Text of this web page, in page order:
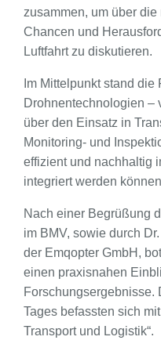
zusammen, um über
Chancen und
Luftfahrt zu diskutieren.
Im Mittelpunkt stand die
Drohnentechnologien –
über den Einsatz in
Monitoring- und
effizient und nachhaltig
integriert werden
Nach einer Begrüßung
im BMV, sowie durch
der Emqopter GmbH,
einen praxisnahen
Forschungsergebnisse.
Tages befassten sich
Transport und Logistik“.